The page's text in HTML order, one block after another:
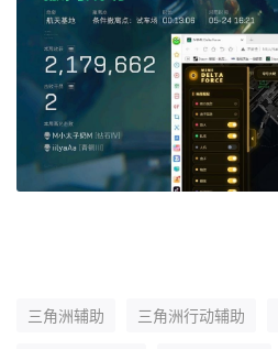
三角洲辅助 三角洲行动辅助